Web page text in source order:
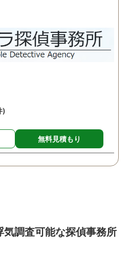
)
無料見積もり
調査可能な探偵事務所